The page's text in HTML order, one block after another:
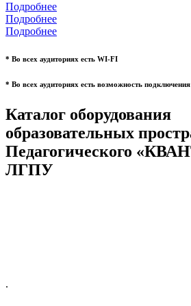
Подробнее
Подробнее
Подробнее
* Во всех аудиториях есть WI-FI
* Во всех аудиториях есть возможность
Каталог оборудования
образовательных
Педагогического
ЛГПУ
.